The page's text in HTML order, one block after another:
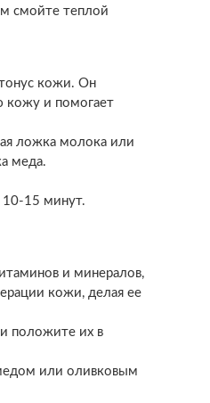
смойте теплой
кожи. Он
кожу и помогает
ложка молока или
меда.
10-15 минут.
и минералов,
кожи, делая ее
положите их в
или оливковым